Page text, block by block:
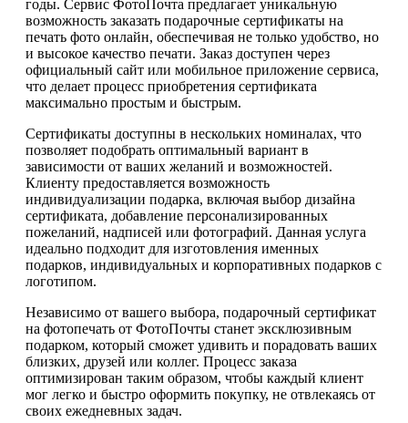
годы. Сервис ФотоПочта предлагает уникальную
возможность заказать подарочные сертификаты на
печать фото онлайн, обеспечивая не только удобство, но
и высокое качество печати. Заказ доступен через
официальный сайт или мобильное приложение сервиса,
что делает процесс приобретения сертификата
максимально простым и быстрым.
Сертификаты доступны в нескольких номиналах, что
позволяет подобрать оптимальный вариант в
зависимости от ваших желаний и возможностей.
Клиенту предоставляется возможность
индивидуализации подарка, включая выбор дизайна
сертификата, добавление персонализированных
пожеланий, надписей или фотографий. Данная услуга
идеально подходит для изготовления именных
подарков, индивидуальных и корпоративных подарков с
логотипом.
Независимо от вашего выбора, подарочный сертификат
на фотопечать от ФотоПочты станет эксклюзивным
подарком, который сможет удивить и порадовать ваших
близких, друзей или коллег. Процесс заказа
оптимизирован таким образом, чтобы каждый клиент
мог легко и быстро оформить покупку, не отвлекаясь от
своих ежедневных задач.